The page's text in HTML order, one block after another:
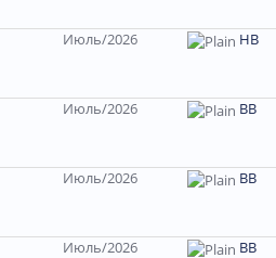
Июль/2026 HB
Июль/2026 ВВ
Июль/2026 ВВ
Июль/2026 BB